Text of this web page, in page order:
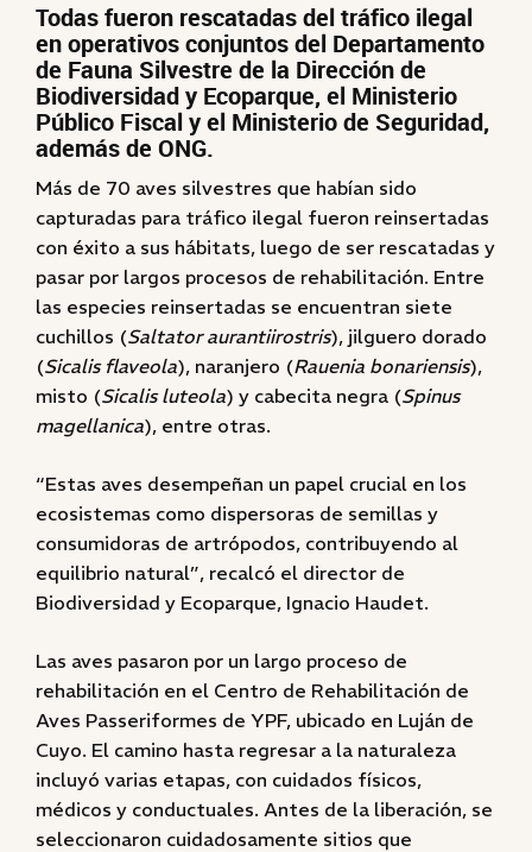
Todas fueron rescatadas del tráfico ilegal
en operativos conjuntos del Departamento
de Fauna Silvestre de la Dirección de
Biodiversidad y Ecoparque, el Ministerio
Público Fiscal y el Ministerio de Seguridad,
además de ONG.
Más de 70 aves silvestres que habían sido
capturadas para tráfico ilegal fueron reinsertadas
con éxito a sus hábitats, luego de ser rescatadas y
pasar por largos procesos de rehabilitación. Entre
las especies reinsertadas se encuentran siete
cuchillos (Saltator aurantiirostris), jilguero dorado
(Sicalis flaveola), naranjero (Rauenia bonariensis),
misto (Sicalis luteola) y cabecita negra (Spinus
magellanica), entre otras.
“Estas aves desempeñan un papel crucial en los
ecosistemas como dispersoras de semillas y
consumidoras de artrópodos, contribuyendo al
equilibrio natural”, recalcó el director de
Biodiversidad y Ecoparque, Ignacio Haudet.
Las aves pasaron por un largo proceso de
rehabilitación en el Centro de Rehabilitación de
Aves Passeriformes de YPF, ubicado en Luján de
Cuyo. El camino hasta regresar a la naturaleza
incluyó varias etapas, con cuidados físicos,
médicos y conductuales. Antes de la liberación, se
seleccionaron cuidadosamente sitios que